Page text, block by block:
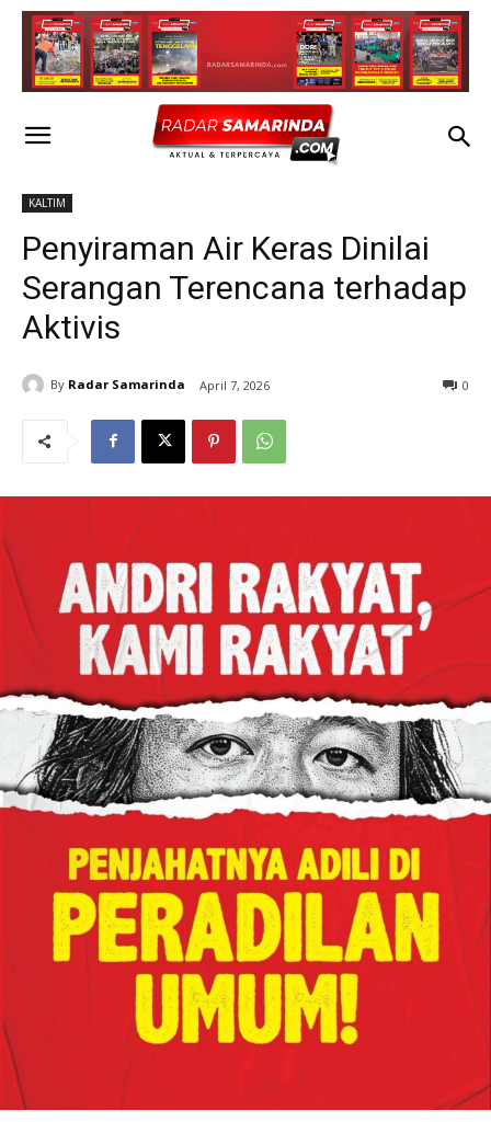
KALTIM
Penyiraman Air Keras Dinilai
Serangan Terencana terhadap
Aktivis
By Radar Samarinda April 7, 2026 0